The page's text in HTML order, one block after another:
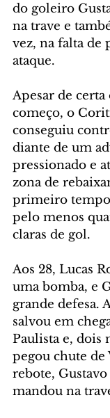
do goleiro
na trave e
vez, na falta de
ataque.
Apesar de
começo, o
conseguiu
diante de um
pressionado e
zona de
primeiro
pelo menos
claras de gol.
Aos 28, Lucas
uma bomba, e
grande defesa.
salvou em
Paulista e, dois
pegou chute de
rebote,
mandou na